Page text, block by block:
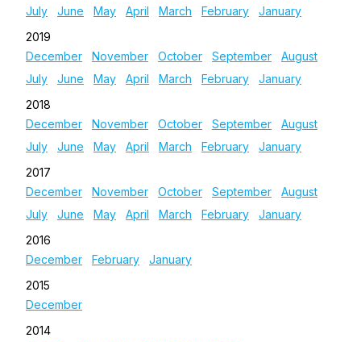
July
June May April March February
January
2019
December
November October September
August
July
June May April March February
January
2018
December
November October September
August
July
June May April March February
January
2017
December
November October September
August
July
June May April March February
January
2016
December
February
January
2015
December
2014